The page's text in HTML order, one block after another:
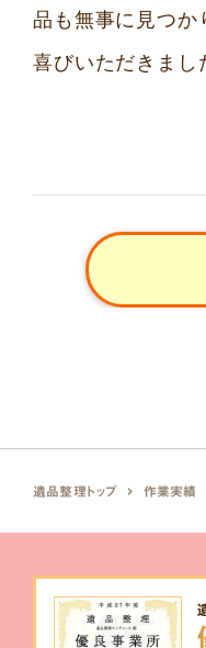
品も無事に見つか
喜びいただきまし
遺品整理トップ 作業実績